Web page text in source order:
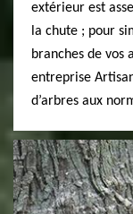
extérieur est
la chute ; pour
branches de vos
entreprise
d’arbres aux